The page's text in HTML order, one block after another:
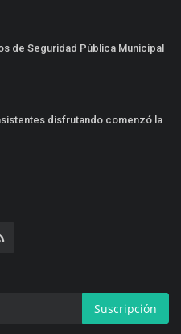
de Seguridad Pública Municipal
disfrutando comenzó la
Suscripción